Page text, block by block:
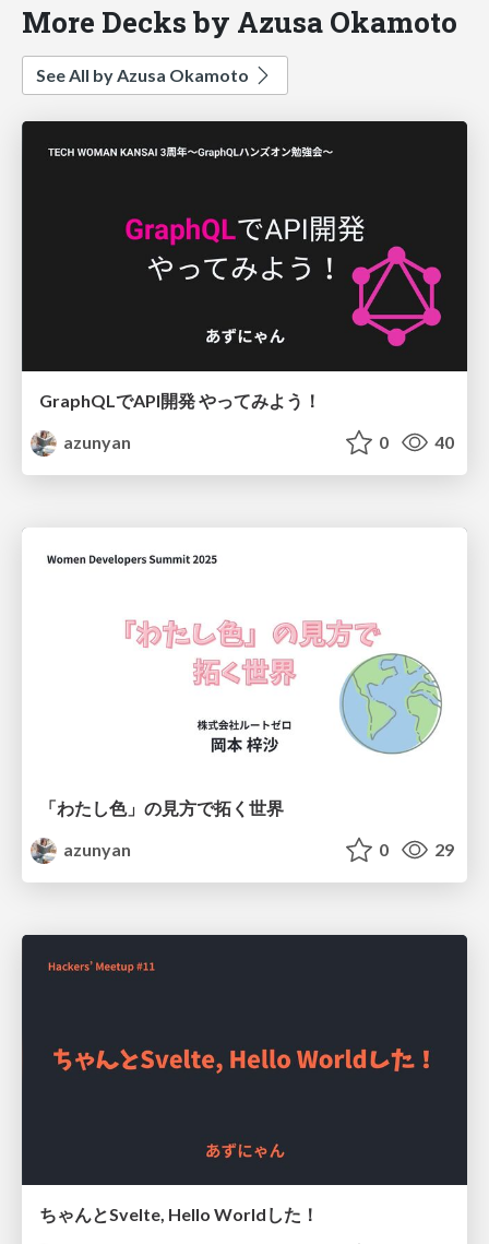
More Decks by Azusa Okamoto
See All by Azusa Okamoto
GraphQLでAPI開発 やってみよう！
azunyan
0 40
「わたし色」の見方で拓く世界
azunyan
0 29
ちゃんとSvelte, Hello Worldした！